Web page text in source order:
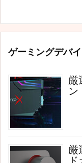
ゲーミングデバ
厳
ン
厳